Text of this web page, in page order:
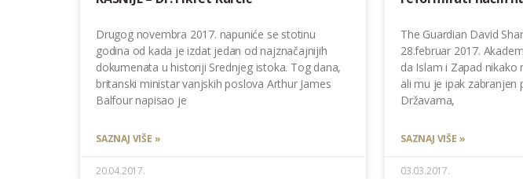
Drugog novembra 2017. napuniće se stotinu
godina od kada je izdat jedan od najznačajnijih
dokumenata u historiji Srednjeg istoka. Tog dana,
britanski ministar vanjskih poslova Arthur James
Balfour napisao je
SAZNAJ VIŠE »
20.04.2017.
The Guardian David
28.februar 2017.
da Islam i Zapad nikako
ali mu je ipak zabranjen
Državama,
SAZNAJ VIŠE »
03.03.2017.